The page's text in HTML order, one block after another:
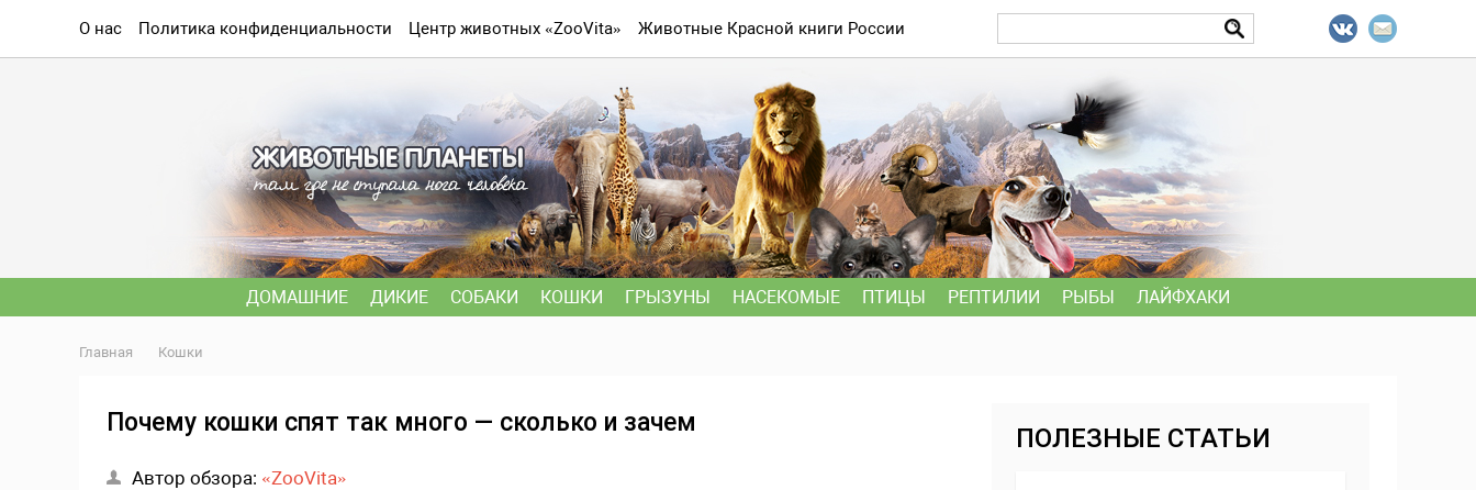
О нас Политика конфиденциальности Центр животных «ZooVita» Животные Красной книги России
ДОМАШНИЕ ДИКИЕ СОБАКИ КОШКИ ГРЫЗУНЫ НАСЕКОМЫЕ ПТИЦЫ РЕПТИЛИИ РЫБЫ ЛАЙФХАКИ
Главная Кошки
Почему кошки спят так много — сколько и зачем
Автор обзора: «ZooVita»
ПОЛЕЗНЫЕ СТАТЬИ